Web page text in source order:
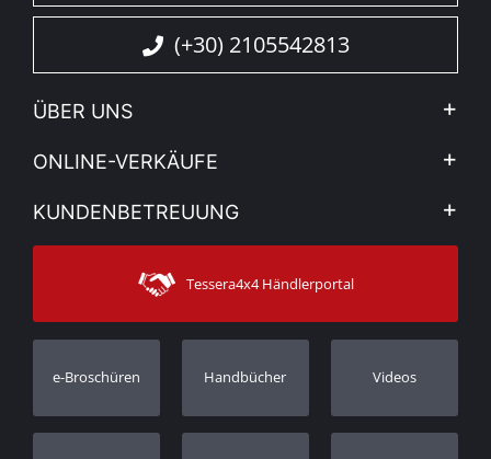
(+30) 2105542813
ÜBER UNS
Firma
Sehen Sie unsere Nachrichten
Sitemap
ONLINE-VERKÄUFE
Mein Konto
Versandarten
KUNDENBETREUUNG
Kontakt
Kundendienst
Bestellung verfolgen
Händler
Tessera4x4 Händlerportal
e-Broschüren Handbücher Videos